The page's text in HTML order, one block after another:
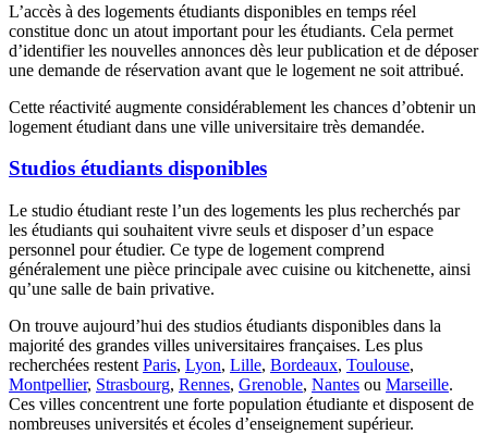
L’accès à des logements étudiants disponibles en temps réel
constitue donc un atout important pour les étudiants. Cela permet
d’identifier les nouvelles annonces dès leur publication et de déposer
une demande de réservation avant que le logement ne soit attribué.
Cette réactivité augmente considérablement les chances d’obtenir un
logement étudiant dans une ville universitaire très demandée.
Studios étudiants disponibles
Le studio étudiant reste l’un des logements les plus recherchés par
les étudiants qui souhaitent vivre seuls et disposer d’un espace
personnel pour étudier. Ce type de logement comprend
généralement une pièce principale avec cuisine ou kitchenette, ainsi
qu’une salle de bain privative.
On trouve aujourd’hui des studios étudiants disponibles dans la
majorité des grandes villes universitaires françaises. Les plus
recherchées restent Paris, Lyon, Lille, Bordeaux, Toulouse,
Montpellier, Strasbourg, Rennes, Grenoble, Nantes ou Marseille.
Ces villes concentrent une forte population étudiante et disposent de
nombreuses universités et écoles d’enseignement supérieur.